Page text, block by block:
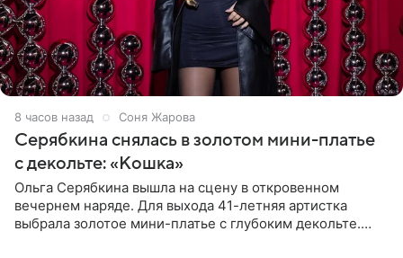
8 часов назад Соня Жарова
Серябкина снялась в золотом мини-платье
с декольте: «Кошка»
Ольга Серябкина вышла на сцену в откровенном
вечернем наряде. Для выхода 41-летняя артистка
выбрала золотое мини-платье с глубоким декольте.